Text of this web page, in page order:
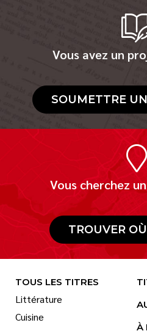
Vous avez un
SOUMETTRE
Vous cherchez
TROUVER
TOUS LES TITRES
Littérature
Cuisine
À